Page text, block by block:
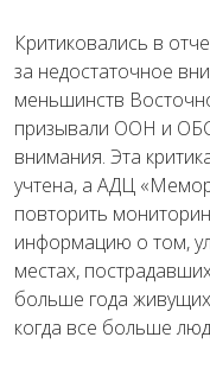
Критиковались в
за недостаточное
меньшинств
призывали ООН и
внимания. Эта
учтена, а АДЦ
повторить
информацию о том,
местах,
больше года
когда все больше